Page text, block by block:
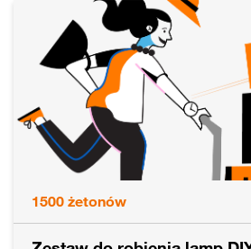
1500 żetonów